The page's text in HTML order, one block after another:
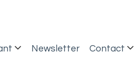
Newsletter Contact